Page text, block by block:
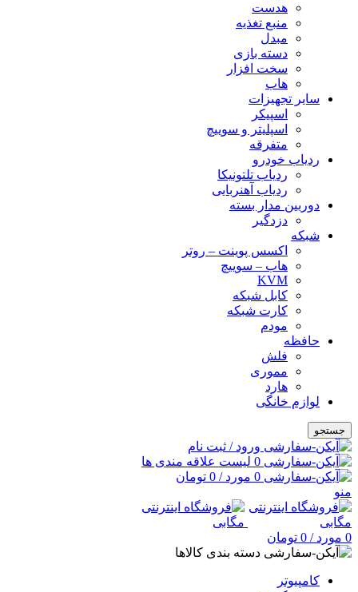
هدست
منبع تغذیه
مبدل
دسته بازی
سخت افزار
هاب
سایر تجهیزات
اسپیکر
اسپلیتر و سوییچ
متفرقه
ردیاب خودرو
ردیاب تلتونیکا
ردیاب آهنربایی
دوربین مدار بسته
دزدگیر
شبکه
اکسس پوینت – روتر
هاب – سوییچ
KVM
کابل شبکه
کارت شبکه
مودم
حافظه
فلش
مموری
هارد
لوازم خانگی
جستجو
ورود / ثبت نام
0 لیست علاقه مندی ها
0 مورد/
0 تومان
منو
0 مورد/
0 تومان
دسته بندی کالاها
کامپیوتر